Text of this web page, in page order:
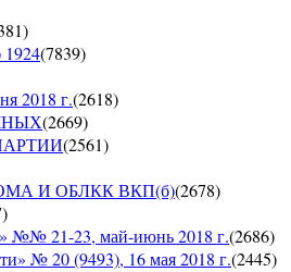
)
1924(7839)
2018 г.(2618)
(2669)
(2561)
И ОБЛКК ВКП(б)(2678)
)
21-23, май-июнь 2018 г.(2686)
20 (9493), 16 мая 2018 г.(2445)